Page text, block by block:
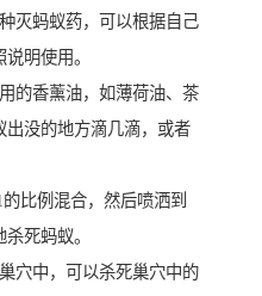
灭蚂蚁药，可以根据自己
明使用。
的香薰油，如薄荷油、茶
没的地方滴几滴，或者
比例混合，然后喷洒到
死蚂蚁。
穴中，可以杀死巢穴中的